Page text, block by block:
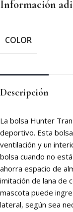
Información
COLOR
Descripción
La bolsa Hunter
deportivo. Esta
ventilación y un
bolsa cuando no
ahorra espacio de
imitación de lana de
mascota puede
lateral, según sea